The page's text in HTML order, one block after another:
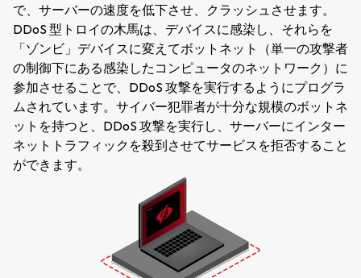
で、サーバーの速度を低下させ、クラッシュさせます。
DDoS 型トロイの木馬は、デバイスに感染し、それらを
「ゾンビ」デバイスに変えてボットネット（単一の攻撃者
の制御下にある感染したコンピュータのネットワーク）に
参加させることで、DDoS 攻撃を実行するようにプログラ
ムされています。サイバー犯罪者が十分な規模のボットネ
ットを持つと、DDoS 攻撃を実行し、サーバーにインター
ネットトラフィックを殺到させてサービスを拒否すること
ができます。